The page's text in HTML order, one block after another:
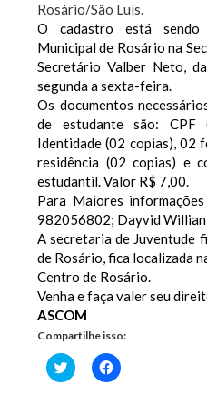
Rosário/São Luís.
O cadastro está
Municipal de Rosário na
Secretário Valber Neto,
segunda a sexta-feira.
Os documentos
de estudante são: CPF
Identidade (02 copias), 02
residência (02 copias) e
estudantil. Valor R$ 7,00.
Para Maiores
982056802; Dayvid
A secretaria de Juventude
de Rosário, fica localizada
Centro de Rosário.
Venha e faça valer seu
ASCOM
Compartilhe isso:
Clique
para
Clique
para